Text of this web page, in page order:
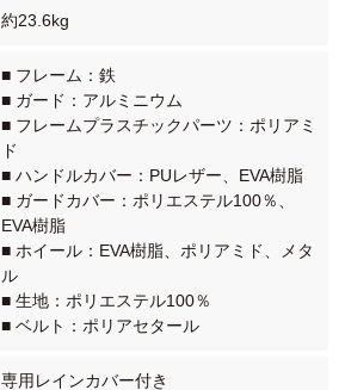
約23.6kg
■ フレーム：鉄
■ ガード：アルミニウム
■ フレームプラスチックパーツ：ポリアミ
ド
■ ハンドルカバー：PUレザー、EVA樹脂
■ ガードカバー：ポリエステル100％、
EVA樹脂
■ ホイール：EVA樹脂、ポリアミド、メタ
ル
■ 生地：ポリエステル100％
■ ベルト：ポリアセタール
専用レインカバー付き